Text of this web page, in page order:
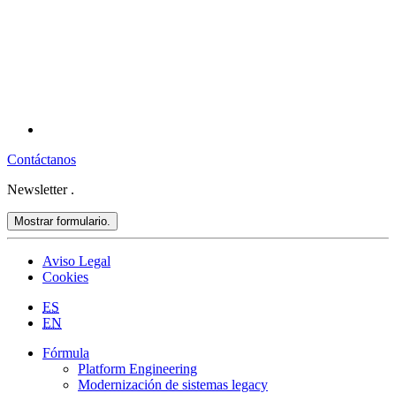
Contáctanos
Newsletter .
Mostrar formulario.
Aviso Legal
Cookies
ES
EN
Fórmula
Platform Engineering
Modernización de sistemas legacy